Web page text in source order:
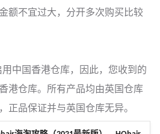
额不宜过大，分开多次购买比较
用中国香港仓库，因此，您收到的
港仓库。所有产品均由英国仓库
正品保证并与英国仓库无异。